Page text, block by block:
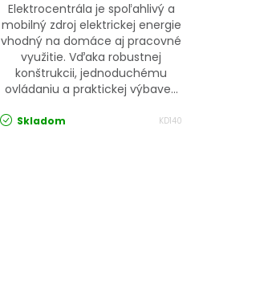
Elektrocentrála je spoľahlivý a
mobilný zdroj elektrickej energie
vhodný na domáce aj pracovné
využitie. Vďaka robustnej
konštrukcii, jednoduchému
ovládaniu a praktickej výbave...
Skladom KD140